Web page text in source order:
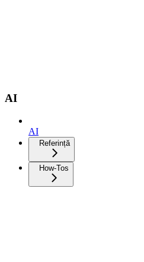
AI
AI
Referință
How-Tos